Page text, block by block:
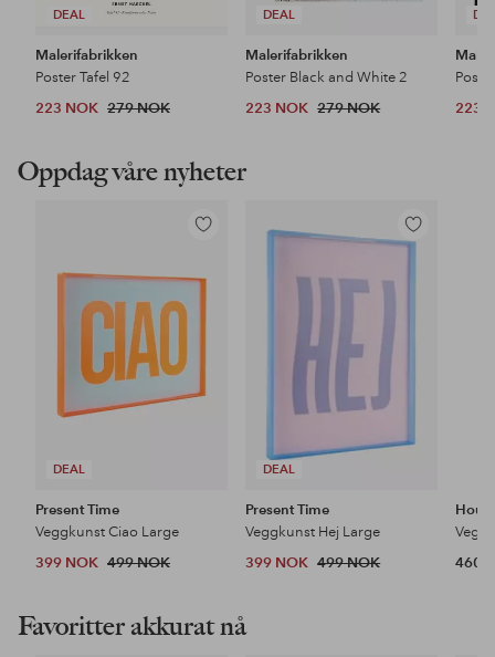
DEAL
Malerifabrikken
Poster Tafel 92
223 NOK 279 NOK
DEAL
Malerifabrikken
Poster Black and White 2
223 NOK 279 NOK
223
Oppdag våre nyheter
DEAL
Legg
favoritter
Present Time
Veggkunst Ciao Large
399 NOK 499 NOK
DEAL
Legg
Present Time
Veggkunst Hej Large
399 NOK 499 NOK
460
Favoritter akkurat nå